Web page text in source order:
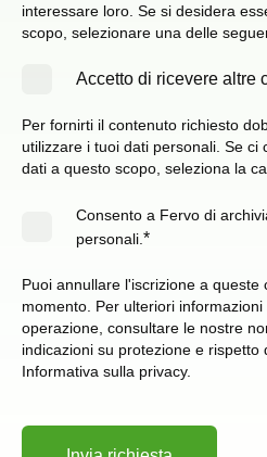
interessare loro. Se si desidera
scopo, selezionare una delle
Accetto di ricevere altre
Per fornirti il contenuto richiesto
utilizzare i tuoi dati personali. Se ci
dati a questo scopo, seleziona la
Consento a Fervo di
personali. *
Puoi annullare l'iscrizione a queste
momento. Per ulteriori
operazione, consultare le nostre
indicazioni su protezione e rispetto
Informativa sulla privacy.